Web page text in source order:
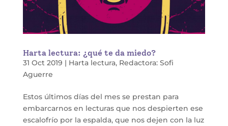
Harta lectura: ¿qué te da miedo?
31 Oct 2019 | Harta lectura, Redactora: Sofi
Aguerre
Estos últimos días del mes se prestan para
embarcarnos en lecturas que nos despierten ese
escalofrío por la espalda, que nos dejen con la luz